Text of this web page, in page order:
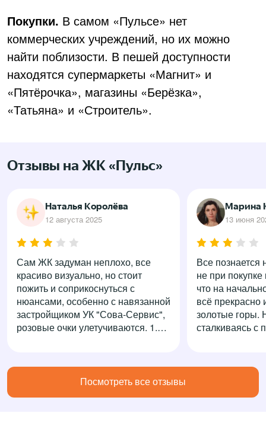
Покупки. В самом «Пульсе» нет
коммерческих учреждений, но их можно
найти поблизости. В пешей доступности
находятся супермаркеты «Магнит» и
«Пятёрочка», магазины «Берёзка»,
«Татьяна» и «Строитель».
Отзывы на ЖК «Пульс»
Наталья Королёва
12 августа 2025
Сам ЖК задуман неплохо, все
красиво визуально, но стоит
пожить и соприкоснуться с
нюансами, особенно с навязанной
застройщиком УК "Сова-Сервис",
розовые очки улетучиваются. 1.
раз в месяц на пару дней
рандомно ужесточает пропуск,
Марина
13 июня
Все познается
не при
что на
всё
золотые горы.
сталкиваясь с
приходят
Посмотреть все отзывы